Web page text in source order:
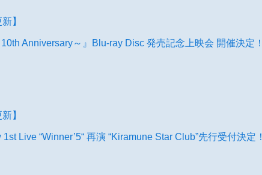
】
Anniversary～』Blu-ray Disc 発売記念上映会 開催決定！
】
Live “Winner’5“ 再演 “Kiramune Star Club”先行受付決定！